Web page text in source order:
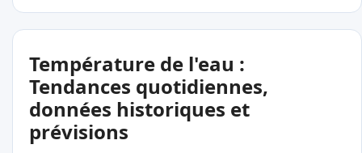
Température de l'eau :
Tendances quotidiennes,
données historiques et
prévisions